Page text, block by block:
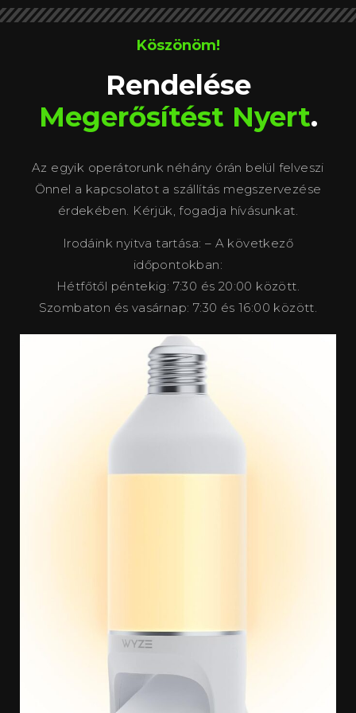
Köszönöm!
Rendelése
Megerősítést Nyert.
Az egyik operátorunk néhány órán belül felveszi
Önnel a kapcsolatot a szállítás megszervezése
érdekében. Kérjük, fogadja hívásunkat.
Irodáink nyitva tartása: – A következő
időpontokban:
Hétfőtől péntekig: 7:30 és 20:00 között.
Szombaton és vasárnap: 7:30 és 16:00 között.